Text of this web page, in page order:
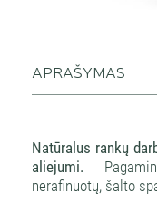
APRAŠYMAS
Natūralus rankų
aliejumi.
nerafinuotų, šalto